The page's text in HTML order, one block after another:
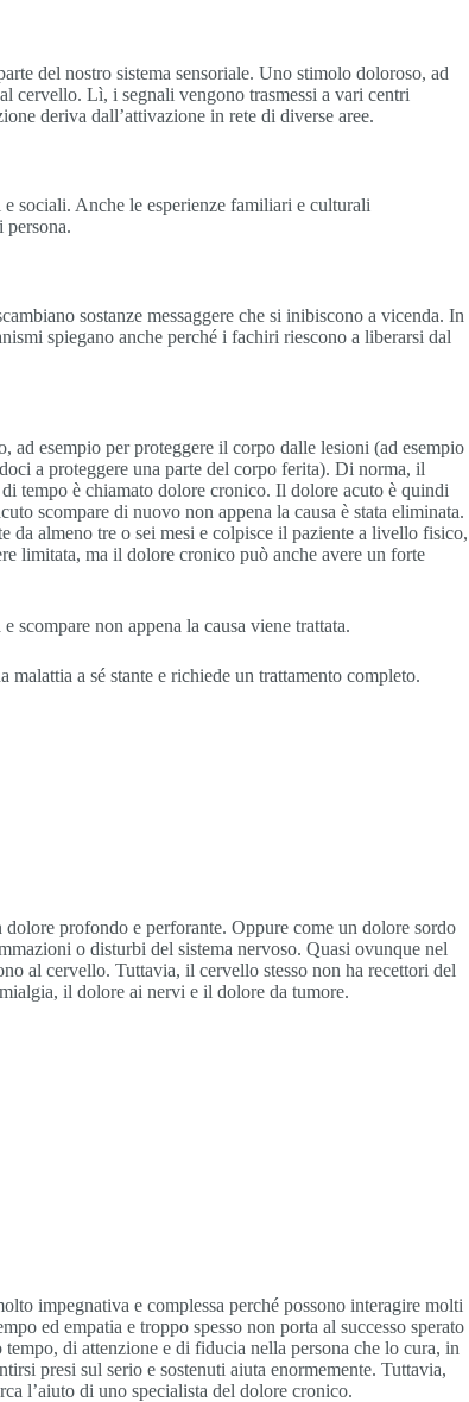
del nostro sistema sensoriale. Uno stimolo doloroso, ad
cervello. Lì, i segnali vengono trasmessi a vari centri
deriva dall’attivazione in rete di diverse aree.
sociali. Anche le esperienze familiari e culturali
sostanze messaggere che si inibiscono a vicenda. In
spiegano anche perché i fachiri riescono a liberarsi dal
ad esempio per proteggere il corpo dalle lesioni (ad esempio
a proteggere una parte del corpo ferita). Di norma, il
tempo è chiamato dolore cronico. Il dolore acuto è quindi
scompare di nuovo non appena la causa è stata eliminata.
da almeno tre o sei mesi e colpisce il paziente a livello fisico,
limitata, ma il dolore cronico può anche avere un forte
scompare non appena la causa viene trattata.
a sé stante e richiede un trattamento completo.
profondo e perforante. Oppure come un dolore sordo
o disturbi del sistema nervoso. Quasi ovunque nel
al cervello. Tuttavia, il cervello stesso non ha recettori del
il dolore ai nervi e il dolore da tumore.
impegnativa e complessa perché possono interagire molti
ed empatia e troppo spesso non porta al successo sperato
di attenzione e di fiducia nella persona che lo cura, in
presi sul serio e sostenuti aiuta enormemente. Tuttavia,
l’aiuto di uno specialista del dolore cronico.